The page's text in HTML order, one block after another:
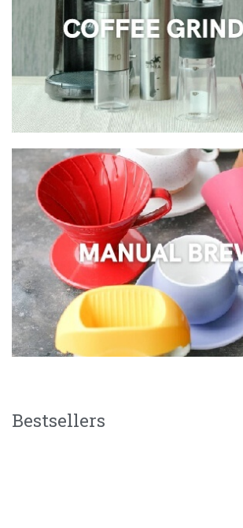
Bestsellers